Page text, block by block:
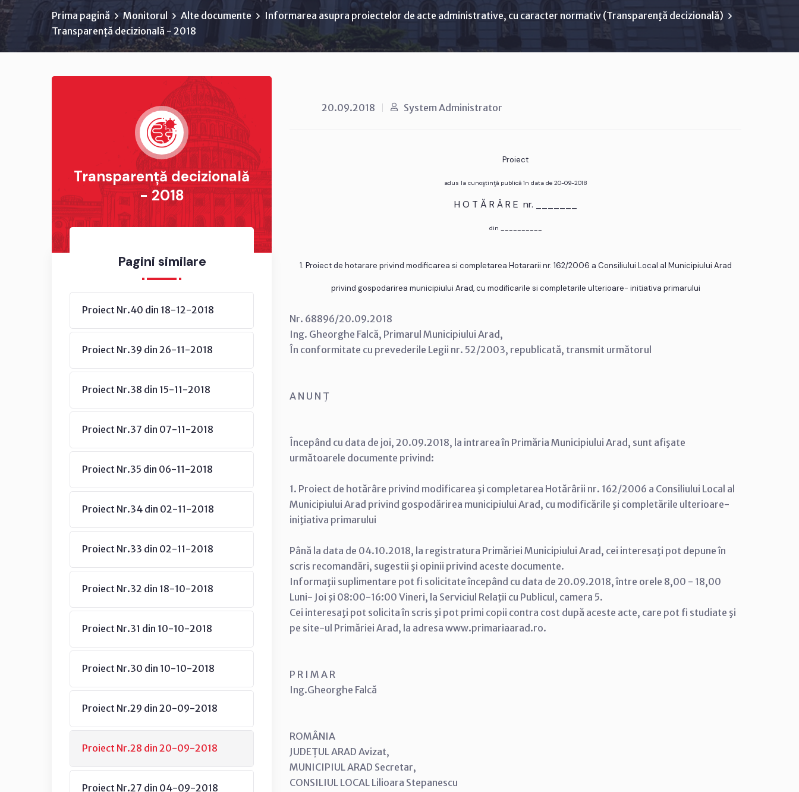
Prima pagină Monitorul Alte documente
Informarea asupra proiectelor de acte administrative, cu caracter normativ (Transparenţă decizională)
Transparență decizională - 2018
Transparență decizională
- 2018
Pagini similare
Proiect Nr.40 din 18-12-2018
Proiect Nr.39 din 26-11-2018
Proiect Nr.38 din 15-11-2018
Proiect Nr.37 din 07-11-2018
Proiect Nr.35 din 06-11-2018
Proiect Nr.34 din 02-11-2018
Proiect Nr.33 din 02-11-2018
Proiect Nr.32 din 18-10-2018
Proiect Nr.31 din 10-10-2018
Proiect Nr.30 din 10-10-2018
Proiect Nr.29 din 20-09-2018
Proiect Nr.28 din 20-09-2018
Proiect Nr.27 din 04-09-2018
20.09.2018 System Administrator
Proiect
adus la cunoştinţă publică în data de 20-09-2018
H O T Ă R Â R E nr. _______
din __________
1. Proiect de hotarare privind modificarea si completarea Hotararii nr. 162/2006 a Consiliului Local al Municipiului Arad
privind gospodarirea municipiului Arad, cu modificarile si completarile ulterioare- initiativa primarului
Nr. 68896/20.09.2018
Ing. Gheorghe Falcă, Primarul Municipiului Arad,
În conformitate cu prevederile Legii nr. 52/2003, republicată, transmit următorul
A N U N Ţ
Începând cu data de joi, 20.09.2018, la intrarea în Primăria Municipiului Arad, sunt afişate
următoarele documente privind:
1. Proiect de hotărâre privind modificarea şi completarea Hotărârii nr. 162/2006 a Consiliului Local al
Municipiului Arad privind gospodărirea municipiului Arad, cu modificările şi completările ulterioare-
iniţiativa primarului
Până la data de 04.10.2018, la registratura Primăriei Municipiului Arad, cei interesaţi pot depune în
scris recomandări, sugestii şi opinii privind aceste documente.
Informaţii suplimentare pot fi solicitate începând cu data de 20.09.2018, între orele 8,00 - 18,00
Luni- Joi şi 08:00-16:00 Vineri, la Serviciul Relaţii cu Publicul, camera 5.
Cei interesaţi pot solicita în scris şi pot primi copii contra cost după aceste acte, care pot fi studiate şi
pe site-ul Primăriei Arad, la adresa www.primariaarad.ro.
P R I M A R
Ing.Gheorghe Falcă
ROMÂNIA
JUDEȚUL ARAD Avizat,
MUNICIPIUL ARAD Secretar,
CONSILIUL LOCAL Lilioara Stepanescu